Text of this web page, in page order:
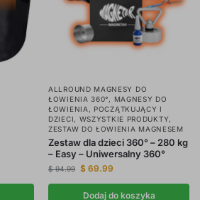
ALLROUND MAGNESY DO
ŁOWIENIA 360°, MAGNESY DO
ŁOWIENIA , POCZĄTKUJĄCY I
DZIECI, WSZYSTKIE PRODUKTY,
ZESTAW DO ŁOWIENIA MAGNESEM
Zestaw dla dzieci 360° – 280 kg
– Easy – Uniwersalny 360°
$94.99 $ 69.99
Dodaj do koszyka